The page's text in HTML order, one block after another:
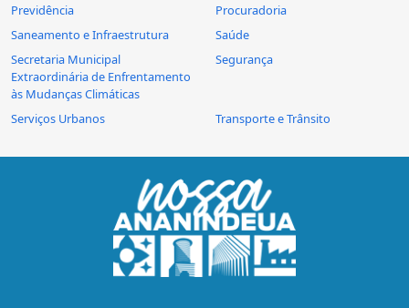
Previdência
Procuradoria
Saneamento e Infraestrutura
Saúde
Secretaria Municipal
Extraordinária de Enfrentamento
às Mudanças Climáticas
Segurança
Serviços Urbanos Transporte e Trânsito